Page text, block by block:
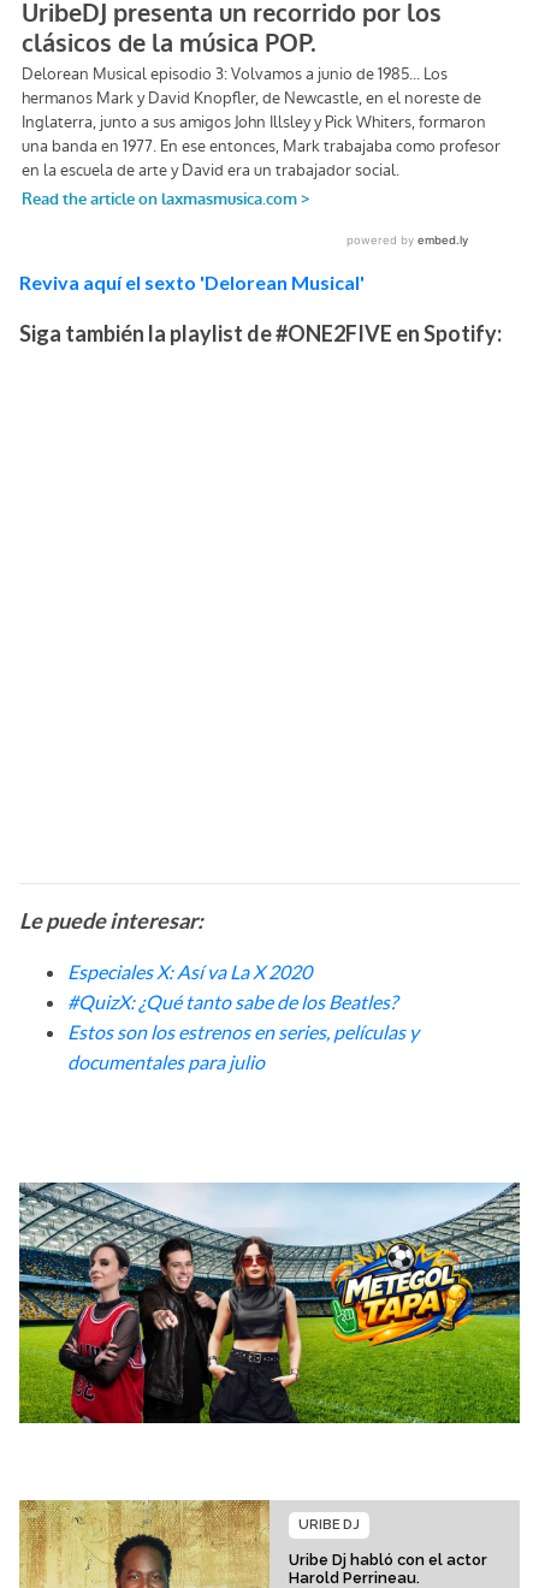
Reviva aquí el sexto 'Delorean Musical'
Siga también la playlist de #ONE2FIVE en Spotify:
Le puede interesar:
Especiales X: Así va La X 2020
#QuizX: ¿Qué tanto sabe de los Beatles?
Estos son los estrenos en series, películas y
documentales para julio
Uribe Dj habló con el actor
Harold Perrineau.
URIBE DJ